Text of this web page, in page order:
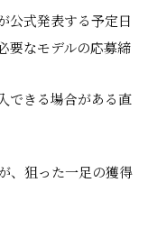
公式発表する予定日
要なモデルの応募締
できる場合がある直
、狙った一足の獲得